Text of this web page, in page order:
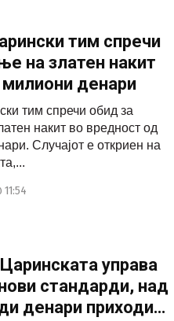
тим спречи
на златен накит
денари
тим спречи обид за
накит во вредност од
Случајот е откриен на
11:54
управа
стандарди, над
денари приходи